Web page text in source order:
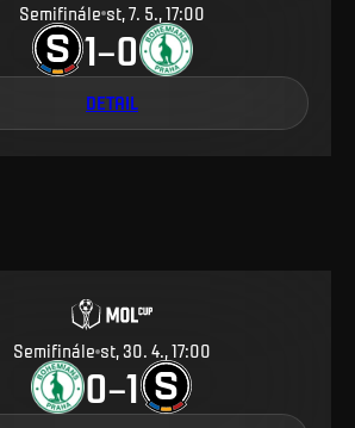
Semifinále st, 7. 5., 17:00
1–0
DETAIL
Semifinále st, 30. 4., 17:00
0–1